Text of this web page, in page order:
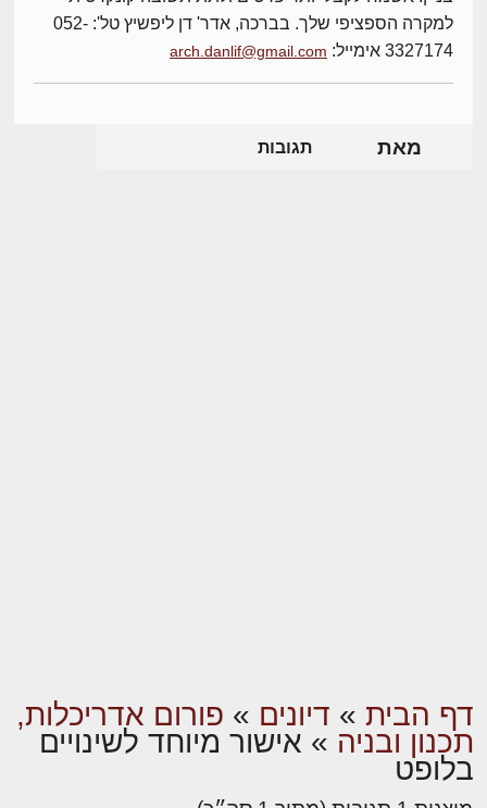
למקרה הספציפי שלך. בברכה, אדר' דן ליפשיץ טל': 052-
3327174 אימייל:
arch.danlif@gmail.com
מאת תגובות
דף הבית » דיונים » פורום אדריכלות,
תכנון ובניה » אישור מיוחד לשינויים
בלופט